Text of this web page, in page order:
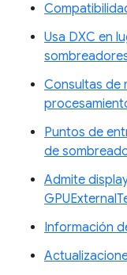
Usa DXC en
Consultas de
Puntos de
de
Admite
Información